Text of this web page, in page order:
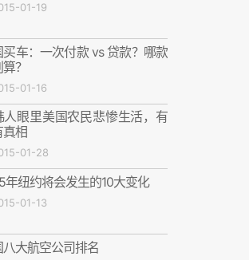
01-19
买车：一次付款 vs 贷款？哪款
？
01-16
人眼里美国农民悲惨生活，有
真相
01-28
年纽约将会发生的10大变化
01-13
八大航空公司排名